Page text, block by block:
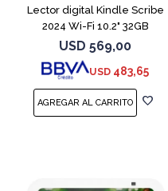
Lector digital Kindle Scribe
2024 Wi-Fi 10.2" 32GB
Tungsten
USD 569,00
USD 483,65